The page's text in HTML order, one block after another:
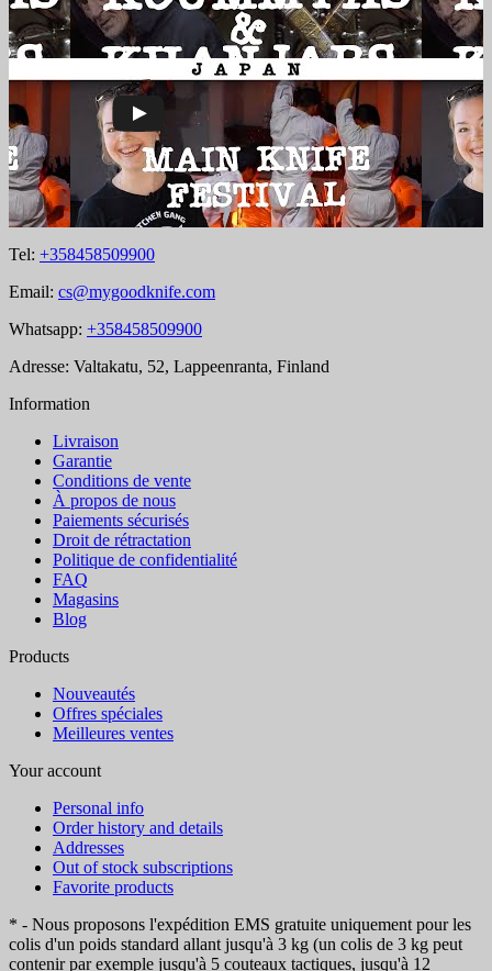
Tel: +358458509900
Email: cs@mygoodknife.com
Whatsapp: +358458509900
Adresse: Valtakatu, 52, Lappeenranta, Finland
Information
Livraison
Garantie
Conditions de vente
À propos de nous
Paiements sécurisés
Droit de rétractation
Politique de confidentialité
FAQ
Magasins
Blog
Products
Nouveautés
Offres spéciales
Meilleures ventes
Your account
Personal info
Order history and details
Addresses
Out of stock subscriptions
Favorite products
* - Nous proposons l'expédition EMS gratuite uniquement pour les
colis d'un poids standard allant jusqu'à 3 kg (un colis de 3 kg peut
contenir par exemple jusqu'à 5 couteaux tactiques, jusqu'à 12